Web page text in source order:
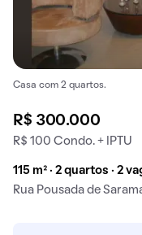
Casa com 2 quartos.
R$ 300.000
R$ 100 Condo. + IPTU
115 m² · 2 quartos · 2
Rua Pousada de